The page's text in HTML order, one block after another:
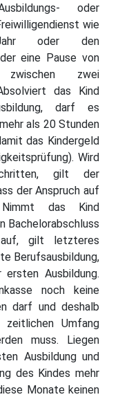
oder
wie
oder den
eine Pause von
zwei
das Kind
darf es
als 20 Stunden
das Kindergeld
Wird
gilt der
der Anspruch auf
das Kind
Bachelorabschluss
auf, gilt letzteres
Berufsausbildung,
Ausbildung.
noch keine
darf und deshalb
zeitlichen Umfang
muss. Liegen
Ausbildung und
des Kindes mehr
Monate keinen